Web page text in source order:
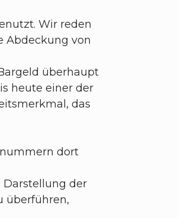
Wir reden
Abdeckung von
überhaupt
heute einer der
das
dort
Darstellung der
überführen,